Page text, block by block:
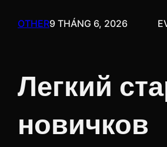
OTHER9 THÁNG 6, 2026
Легкий
новичков